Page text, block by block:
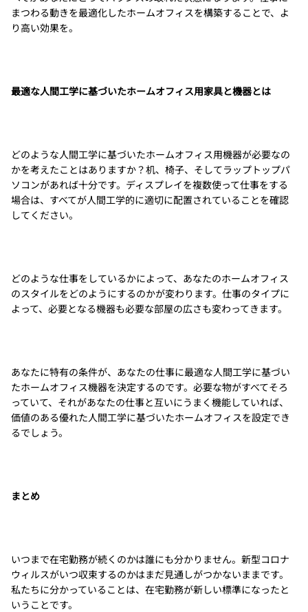
まつわる動きを最適化したホームオフィスを構築することで、よ
り高い効果を。
最適な人間工学に基づいたホームオフィス用家具と機器とは
どのような人間工学に基づいたホームオフィス用機器が必要なの
かを考えたことはありますか？机、椅子、そしてラップトップパ
ソコンがあれば十分です。ディスプレイを複数使って仕事をする
場合は、すべてが人間工学的に適切に配置されていることを確認
してください。
どのような仕事をしているかによって、あなたのホームオフィス
のスタイルをどのようにするのかが変わります。仕事のタイプに
よって、必要となる機器も必要な部屋の広さも変わってきます。
あなたに特有の条件が、あなたの仕事に最適な人間工学に基づい
たホームオフィス機器を決定するのです。必要な物がすべてそろ
っていて、それがあなたの仕事と互いにうまく機能していれば、
価値のある優れた人間工学に基づいたホームオフィスを設定でき
るでしょう。
まとめ
いつまで在宅勤務が続くのかは誰にも分かりません。新型コロナ
ウィルスがいつ収束するのかはまだ見通しがつかないままです。
私たちに分かっていることは、在宅勤務が新しい標準になったと
いうことです。